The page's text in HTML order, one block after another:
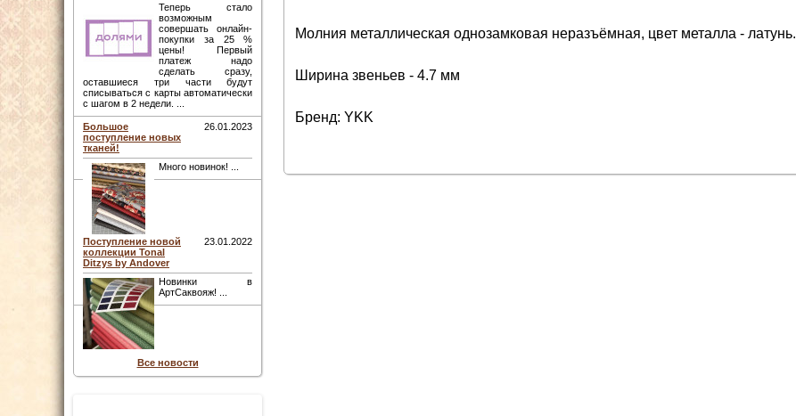
Теперь стало
возможным
совершать онлайн-
покупки за 25 %
цены! Первый
платеж надо
сделать сразу,
оставшиеся три части будут
списываться с карты автоматически
с шагом в 2 недели. ...
Большое
поступление новых
тканей!
26.01.2023
Много новинок! ...
Поступление новой
коллекции Tonal
Ditzys by Andover
23.01.2022
Новинки в
АртСаквояж! ...
Все новости
Молния металлическая однозамковая неразъёмная, цвет металла - латунь.
Ширина звеньев - 4.7 мм
Бренд: YKK